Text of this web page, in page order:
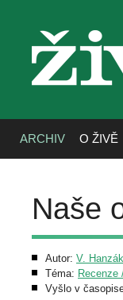
ARCHIV O ŽIVĚ
Naše
Autor: V. Hanzák
Téma: Recenze
Vyšlo v